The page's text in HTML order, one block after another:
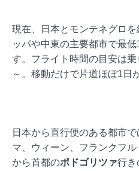
現在、日本とモンテネグロ
ッパや中東の主要都市で最
す。フライト時間の目安は
～。移動だけで片道ほぼ1日
日本から直行便のある都市
マ、ウィーン、フランクフ
から首都のポドゴリツァ行き